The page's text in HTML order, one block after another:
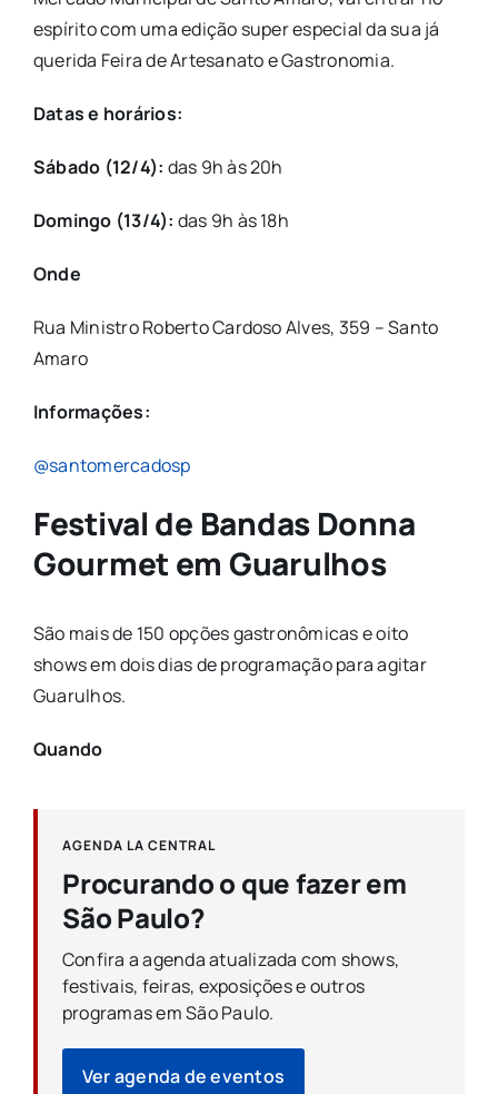
espírito com uma edição super especial da sua já
querida Feira de Artesanato e Gastronomia.
Datas e horários:
Sábado (12/4): das 9h às 20h
Domingo (13/4): das 9h às 18h
Onde
Rua Ministro Roberto Cardoso Alves, 359 – Santo
Amaro
Informações:
@santomercadosp
Festival de Bandas Donna
Gourmet em Guarulhos
São mais de 150 opções gastronômicas e oito
shows em dois dias de programação para agitar
Guarulhos.
Quando
AGENDA LA CENTRAL
Procurando o que fazer em
São Paulo?
Confira a agenda atualizada com shows,
festivais, feiras, exposições e outros
programas em São Paulo.
Ver agenda de eventos